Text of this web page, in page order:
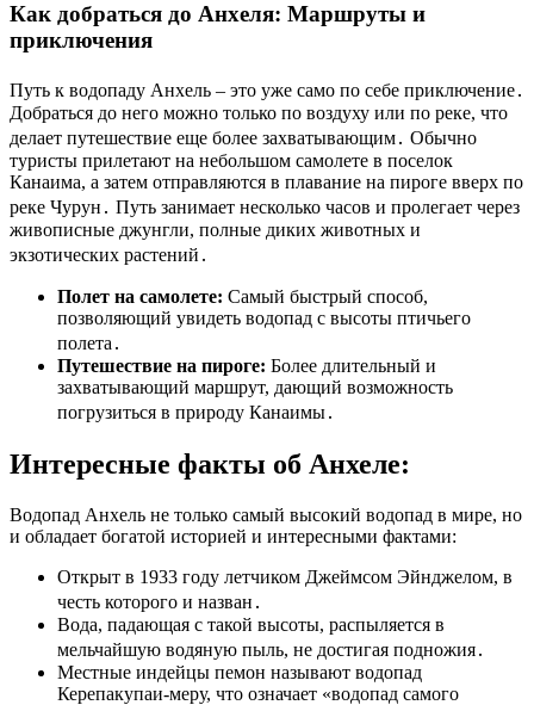
Как добраться до Анхеля: Маршруты и
приключения
Путь к водопаду Анхель – это уже само по себе приключение․
Добраться до него можно только по воздуху или по реке, что
делает путешествие еще более захватывающим․ Обычно
туристы прилетают на небольшом самолете в поселок
Канаима, а затем отправляются в плавание на пироге вверх по
реке Чурун․ Путь занимает несколько часов и пролегает через
живописные джунгли, полные диких животных и
экзотических растений․
Полет на самолете: Самый быстрый способ,
позволяющий увидеть водопад с высоты птичьего
полета․
Путешествие на пироге: Более длительный и
захватывающий маршрут, дающий возможность
погрузиться в природу Канаимы․
Интересные факты об Анхеле:
Водопад Анхель не только самый высокий водопад в мире, но
и обладает богатой историей и интересными фактами:
Открыт в 1933 году летчиком Джеймсом Эйнджелом, в
честь которого и назван․
Вода, падающая с такой высоты, распыляется в
мельчайшую водяную пыль, не достигая подножия․
Местные индейцы пемон называют водопад
Керепакупаи-меру, что означает «водопад самого